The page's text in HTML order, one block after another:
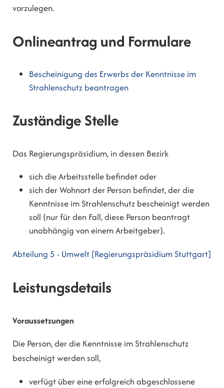
vorzulegen.
Onlineantrag und Formulare
Bescheinigung des Erwerbs der Kenntnisse im
Strahlenschutz beantragen
Zuständige Stelle
Das Regierungspräsidium, in dessen Bezirk
sich die Arbeitsstelle befindet oder
sich der Wohnort der Person befindet, der die
Kenntnisse im Strahlenschutz bescheinigt werden
soll (nur für den Fall, diese Person beantragt
unabhängig von einem Arbeitgeber).
Abteilung 5 - Umwelt [Regierungspräsidium Stuttgart]
Leistungsdetails
Voraussetzungen
Die Person, der die Kenntnisse im Strahlenschutz
bescheinigt werden soll,
verfügt über eine erfolgreich abgeschlossene